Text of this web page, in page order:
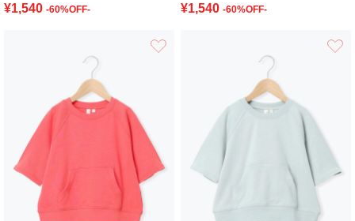
¥1,540 -60%OFF- ¥1,540 -60%OFF-